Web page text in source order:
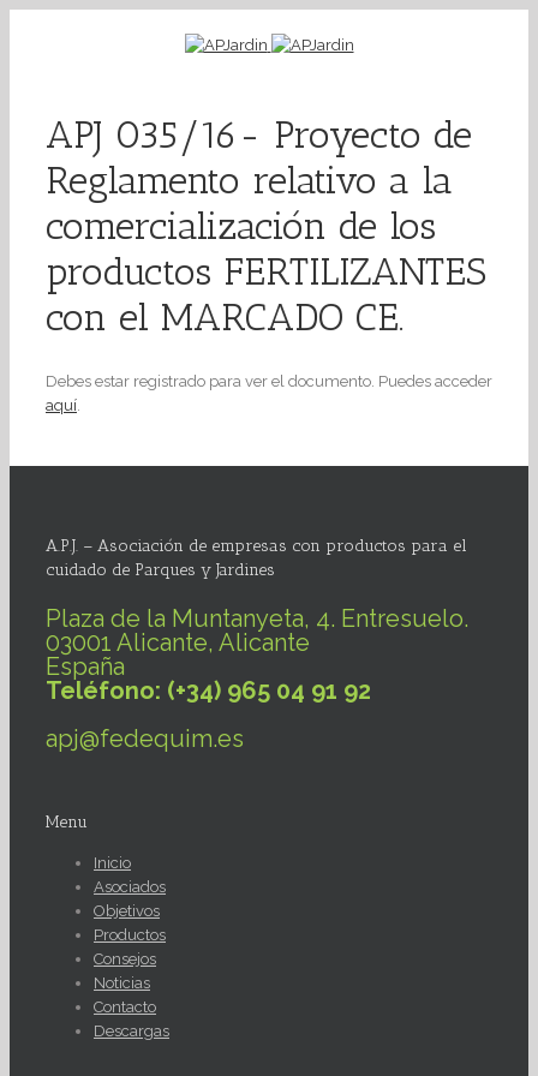
APJ 035/16- Proyecto de
Reglamento relativo a la
comercialización de los
productos FERTILIZANTES
con el MARCADO CE.
Debes estar registrado para ver el documento. Puedes acceder
aquí.
A.P.J. – Asociación de empresas con productos para el
cuidado de Parques y Jardines
Plaza de la Muntanyeta, 4. Entresuelo.
03001 Alicante, Alicante
España
Teléfono: (+34) 965 04 91 92
apj@fedequim.es
Menu
Inicio
Asociados
Objetivos
Productos
Consejos
Noticias
Contacto
Descargas